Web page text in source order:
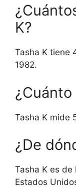
K?
Tasha K tiene
1982.
¿Cuánto
Tasha K mide
¿De
Tasha K es de
Estados